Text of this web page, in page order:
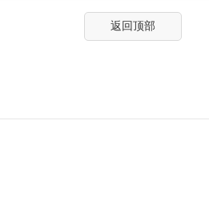
返回顶部